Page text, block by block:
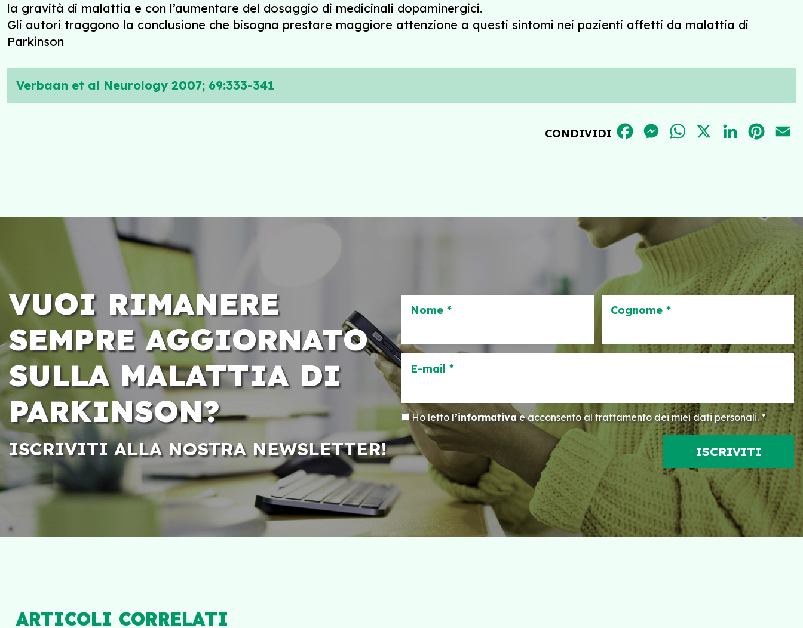
la gravità di malattia e con l’aumentare del dosaggio di medicinali dopaminergici.
Gli autori traggono la conclusione che bisogna prestare maggiore attenzione a questi sintomi nei pazienti affetti da malattia di
Parkinson
Verbaan et al Neurology 2007; 69:333-341
CONDIVIDI FACEBOOKMESSENGER
WHATSAPPLINKEDIN
VUOI RIMANERE
SEMPRE AGGIORNATO
SULLA MALATTIA DI
PARKINSON?
ISCRIVITI ALLA NOSTRA NEWSLETTER!
Nome * Cognome *
E-mail *
Ho letto l’informativae acconsento al trattamento dei miei dati personali. *
ARTICOLI CORRELATI